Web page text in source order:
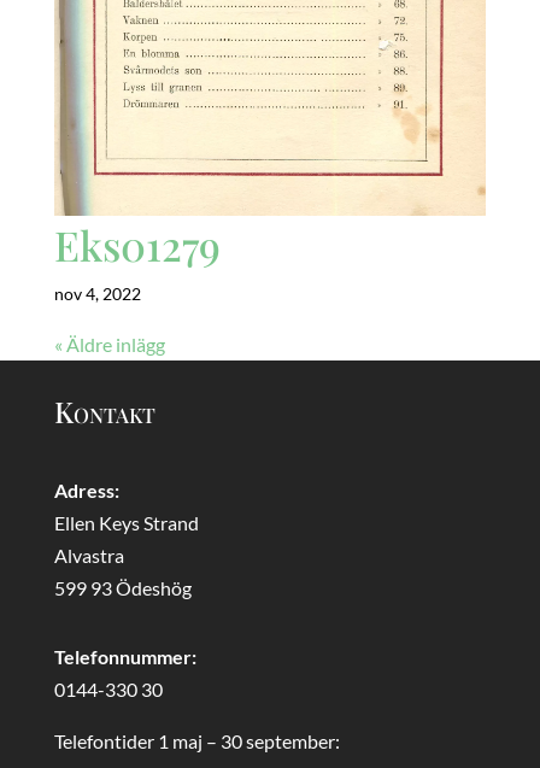
Eks01279
nov 4, 2022
« Äldre inlägg
Kontakt
Adress:
Ellen Keys Strand
Alvastra
599 93 Ödeshög
Telefonnummer:
0144-330 30
Telefontider 1 maj – 30 september: